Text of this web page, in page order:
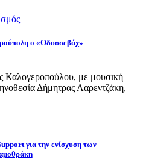
ο «Οδυσσεβάχ»
με μουσική
Δήμητρας Λαρεντζάκη,
για την ενίσχυση των